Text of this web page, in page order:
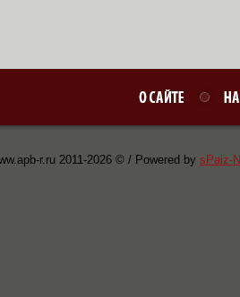
r.ru 2011-2026 © / Powered by sPaiz-